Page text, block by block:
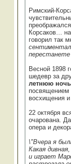
Римский-
Корсаков…
говорил так
перестанете
Весной 1898
шедевр за
летнюю
посвящением
восхищения
22 октября
очарована.
опера и
\"Вчера я
Какая
и играет